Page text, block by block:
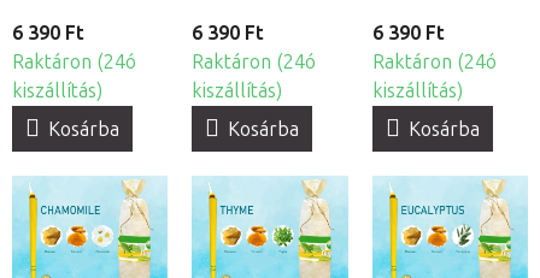
6 390 Ft
Raktáron (24ó
kiszállítás)
Kosárba
6 390 Ft
Raktáron (24ó
kiszállítás)
Kosárba
6 390 Ft
Raktáron (24ó
kiszállítás)
Kosárba